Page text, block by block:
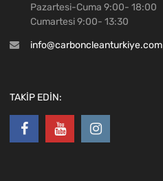
Pazartesi-Cuma 9:00- 18:00
Cumartesi 9:00- 13:30
info@carboncleanturkiye.com
TAKİP EDİN: